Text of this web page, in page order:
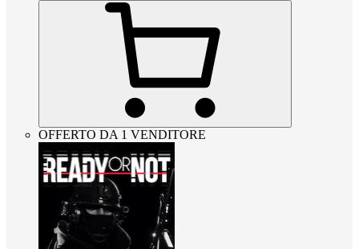
OFFERTO DA 1 VENDITORE